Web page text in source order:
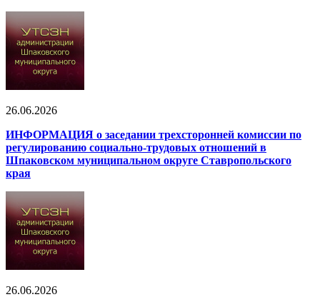
26.06.2026
ИНФОРМАЦИЯ о заседании трехсторонней комиссии по
регулированию социально-трудовых отношений в
Шпаковском муниципальном округе Ставропольского
края
26.06.2026